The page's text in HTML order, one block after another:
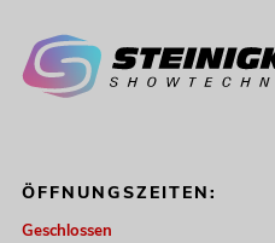
ÖFFNUNGSZEITEN:
Geschlossen